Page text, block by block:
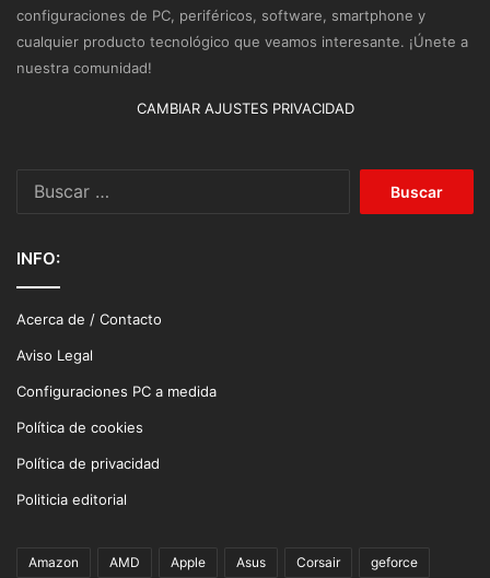
configuraciones de PC, periféricos, software, smartphone y
cualquier producto tecnológico que veamos interesante. ¡Únete a
nuestra comunidad!
CAMBIAR AJUSTES PRIVACIDAD
INFO:
Acerca de / Contacto
Aviso Legal
Configuraciones PC a medida
Política de cookies
Política de privacidad
Politicia editorial
Amazon AMD Apple Asus Corsair geforce